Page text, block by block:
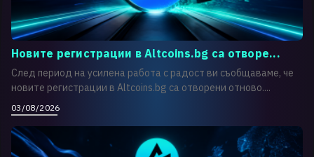
Новите регистрации в Altcoins.bg са отворе...
След период на усилена работа с радост ви съобщаваме, че
новите регистрации в Altcoins.bg са отворени отново....
03/08/2026